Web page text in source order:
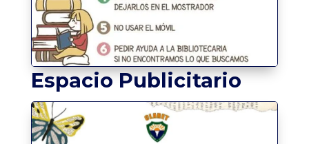
Espacio Publicitario